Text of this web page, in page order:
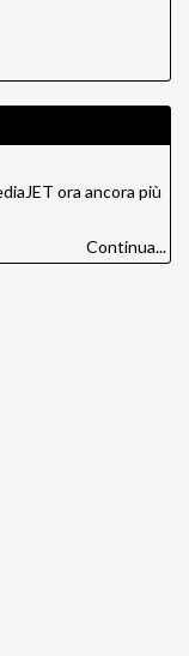
ora ancora più
Continua...